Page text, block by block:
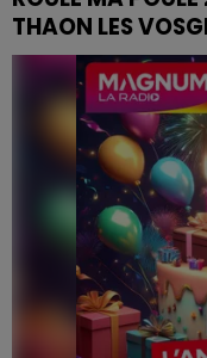
THAON LES
ROULE MA POULE